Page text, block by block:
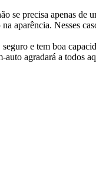
se precisa apenas
aparência. Nesses
e tem boa
agradará a todos